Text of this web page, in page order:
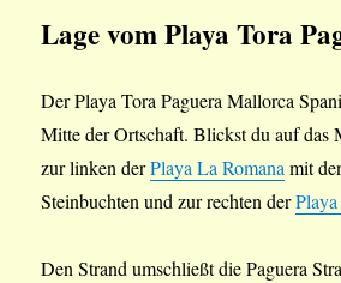
Lage vom Playa Tora
Der Playa Tora Paguera Mallorca
Mitte der Ortschaft. Blickst du auf das
zur linken derPlaya La Romana mit
Steinbuchten und zur rechten der
Den Strand umschließt die Paguera